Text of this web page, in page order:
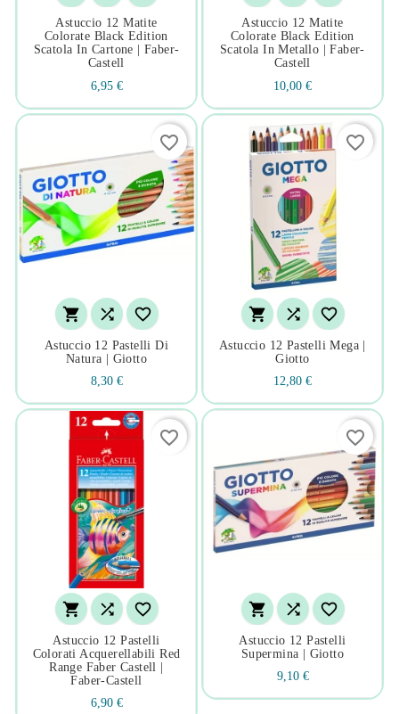
Astuccio 12 Matite
Colorate Black Edition
Scatola In Cartone | Faber-
Castell
6,95 €
Astuccio 12 Matite
Colorate Black Edition
Scatola In Metallo | Faber-
Castell
10,00 €
  
Astuccio 12 Pastelli Di
Natura | Giotto
8,30 €
favorite_border
  
Astuccio 12 Pastelli Mega |
Giotto
12,80 €
favorite_border
  
Astuccio 12 Pastelli
Colorati Acquerellabili Red
Range Faber Castell |
Faber-Castell
6,90 €
favorite_border
  
Astuccio 12 Pastelli
Supermina | Giotto
9,10 €
favorite_border